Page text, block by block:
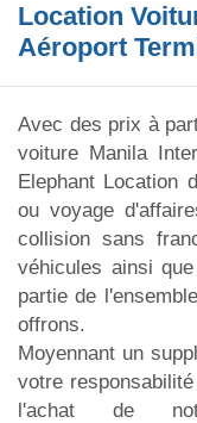
Location
Aéroport
Avec des prix à
voiture Manila
Elephant Location
ou voyage
collision sans
véhicules ainsi
partie de
offrons.
Moyennant un
votre
l'achat de